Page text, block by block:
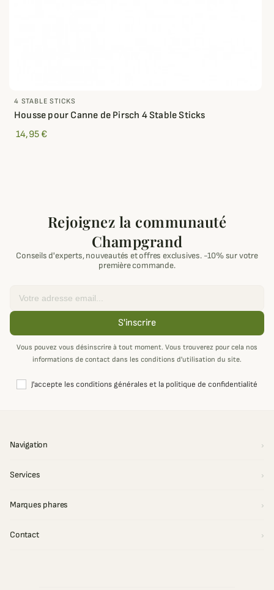
4 STABLE STICKS
Housse pour Canne de Pirsch 4 Stable Sticks
14,95 €
Rejoignez la communauté
Champgrand
Conseils d'experts, nouveautés et offres exclusives. -10% sur votre
première commande.
S'inscrire
Vous pouvez vous désinscrire à tout moment. Vous trouverez pour cela nos
informations de contact dans les conditions d'utilisation du site.
J'accepte les conditions générales et la politique de confidentialité
Navigation
Services
Marques phares
Contact